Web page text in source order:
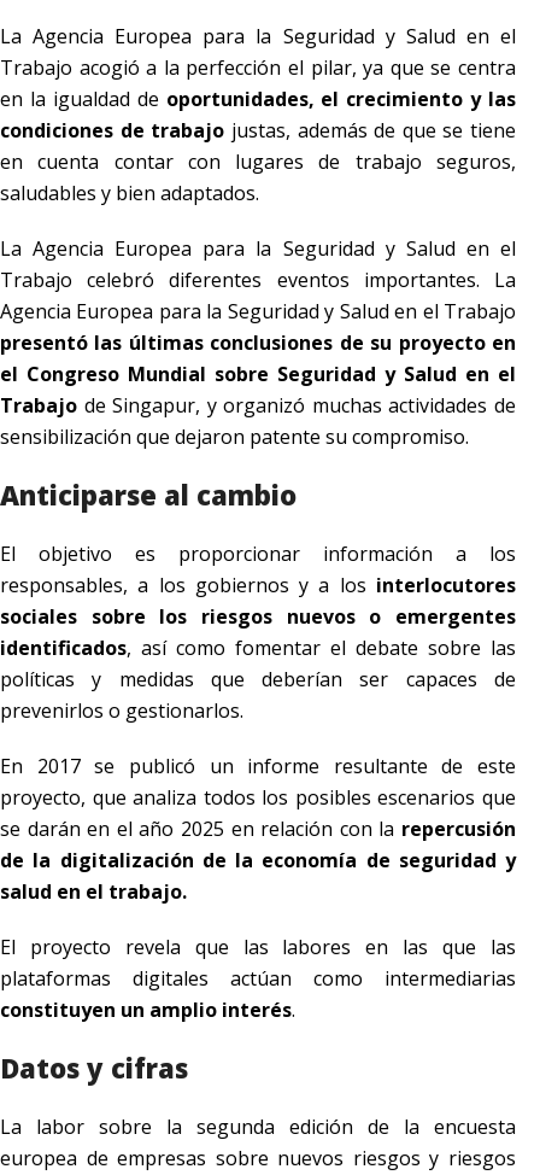
La Agencia Europea para la Seguridad y Salud en el
Trabajo acogió a la perfección el pilar, ya que se centra
en la igualdad de oportunidades, el crecimiento y las
condiciones de trabajo justas, además de que se tiene
en cuenta contar con lugares de trabajo seguros,
saludables y bien adaptados.
La Agencia Europea para la Seguridad y Salud en el
Trabajo celebró diferentes eventos importantes. La
Agencia Europea para la Seguridad y Salud en el Trabajo
presentó las últimas conclusiones de su proyecto en
el Congreso Mundial sobre Seguridad y Salud en el
Trabajo de Singapur, y organizó muchas actividades de
sensibilización que dejaron patente su compromiso.
Anticiparse al cambio
El objetivo es proporcionar información a los
responsables, a los gobiernos y a los interlocutores
sociales sobre los riesgos nuevos o emergentes
identificados, así como fomentar el debate sobre las
políticas y medidas que deberían ser capaces de
prevenirlos o gestionarlos.
En 2017 se publicó un informe resultante de este
proyecto, que analiza todos los posibles escenarios que
se darán en el año 2025 en relación con la repercusión
de la digitalización de la economía de seguridad y
salud en el trabajo.
El proyecto revela que las labores en las que las
plataformas digitales actúan como intermediarias
constituyen un amplio interés.
Datos y cifras
La labor sobre la segunda edición de la encuesta
europea de empresas sobre nuevos riesgos y riesgos